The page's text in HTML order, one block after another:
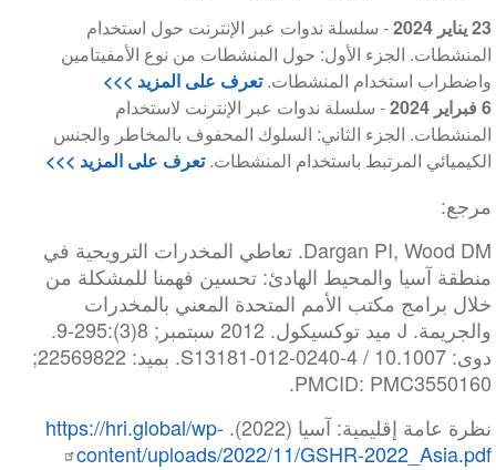
23 يناير 2024
- سلسلة ندوات عبر الإنترنت حول استخدام
المنشطات. الجزء الأول: حول المنشطات من نوع الأمفيتامين
واضطراب استخدام المنشطات.تعرف على المزيد >>>
6 فبراير 2024
- سلسلة ندوات عبر الإنترنت لاستخدام
المنشطات. الجزء الثاني: السلوك المحفوف بالمخاطر والجنس
الكيميائي المرتبط باستخدام المنشطات.تعرف على المزيد >>>
مرجع:
Dargan PI, Wood DM. تعاطي المخدرات الترويحية في
منطقة آسيا والمحيط الهادئ: تحسين فهمنا للمشكلة من
خلال برامج مكتب الأمم المتحدة المعني بالمخدرات
والجريمة. J ميد توكسيكول. 2012 سبتمبر; 8(3):295-9.
دوى: 10.1007 / S13181-012-0240-4. بميد: 22569822;
PMCID: PMC3550160.
نظرة عامة إقليمية: آسيا (2022).
https://hri.global/wp-
content/uploads/2022/11/GSHR-2022_Asia.pdf